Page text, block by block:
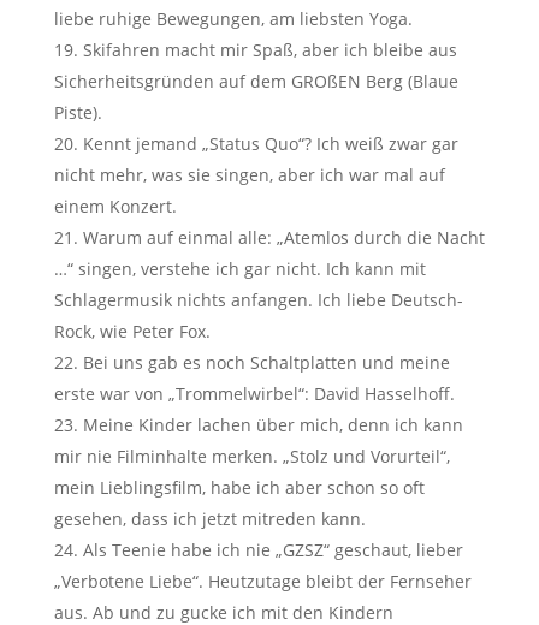
liebe ruhige Bewegungen, am liebsten Yoga.
Skifahren macht mir Spaß, aber ich bleibe aus
Sicherheitsgründen auf dem GROßEN Berg (Blaue
Piste).
Kennt jemand „Status Quo“? Ich weiß zwar gar
nicht mehr, was sie singen, aber ich war mal auf
einem Konzert.
Warum auf einmal alle: „Atemlos durch die Nacht
…“ singen, verstehe ich gar nicht. Ich kann mit
Schlagermusik nichts anfangen. Ich liebe Deutsch-
Rock, wie Peter Fox.
Bei uns gab es noch Schaltplatten und meine
erste war von „Trommelwirbel“: David Hasselhoff.
Meine Kinder lachen über mich, denn ich kann
mir nie Filminhalte merken. „Stolz und Vorurteil“,
mein Lieblingsfilm, habe ich aber schon so oft
gesehen, dass ich jetzt mitreden kann.
Als Teenie habe ich nie „GZSZ“ geschaut, lieber
„Verbotene Liebe“. Heutzutage bleibt der Fernseher
aus. Ab und zu gucke ich mit den Kindern